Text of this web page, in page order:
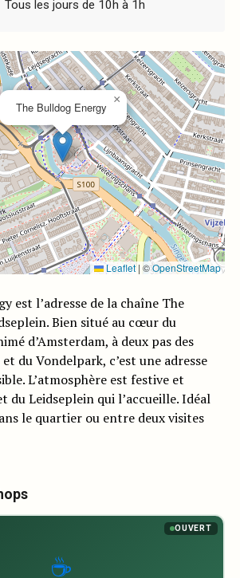
Tous les jours de 10h à 1h
The Bulldog Energy
×
Leaflet | ©OpenStreetMap
est l’adresse de la chaîne The
Bien situé au cœur du
d’Amsterdam, à deux pas des
du Vondelpark, c’est une adresse
L’atmosphère est festive et
du Leidseplein qui l’accueille. Idéal
le quartier ou entre deux visites
☕
OUVERT